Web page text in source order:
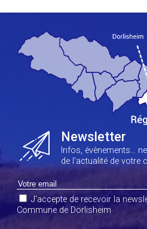
Newsletter
Infos, évènements…
de l'actualité de votre
J'accepte de recevoir la
Commune de Dorlisheim